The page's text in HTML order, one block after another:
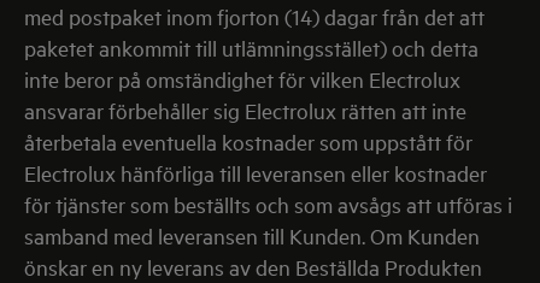
med postpaket inom fjorton (14) dagar från det att
paketet ankommit till utlämningsstället) och detta
inte beror på omständighet för vilken Electrolux
ansvarar förbehåller sig Electrolux rätten att inte
återbetala eventuella kostnader som uppstått för
Electrolux hänförliga till leveransen eller kostnader
för tjänster som beställts och som avsågs att utföras i
samband med leveransen till Kunden. Om Kunden
önskar en ny leverans av den Beställda Produkten